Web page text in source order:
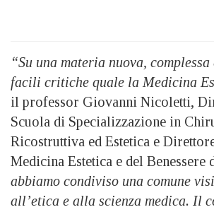
“Su una materia nuova,
facili critiche quale la Medicina
il professor Giovanni Nicoletti,
Scuola di Specializzazione in
Ricostruttiva ed Estetica e
Medicina Estetica e del Benessere
abbiamo condiviso una comune
all’etica e alla scienza medica. Il